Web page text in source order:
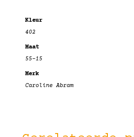
Kleur
402
Maat
55-15
Merk
Caroline Abram